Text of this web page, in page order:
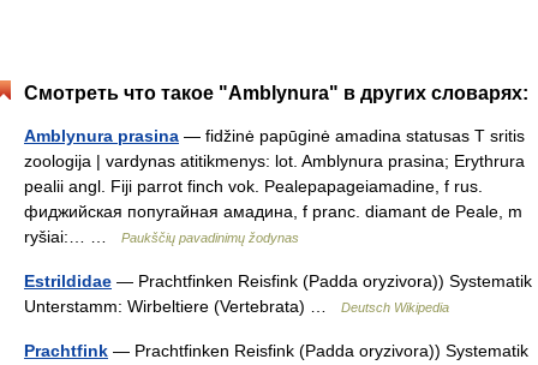
Смотреть что такое "Amblynura" в других словарях:
Amblynura prasina — fidžinė papūginė amadina statusas T sritis
zoologija | vardynas atitikmenys: lot. Amblynura prasina; Erythrura
pealii angl. Fiji parrot finch vok. Pealepapageiamadine, f rus.
фиджийская попугайная амадина, f pranc. diamant de Peale, m
ryšiai:… …
Paukščių pavadinimų žodynas
Estrildidae — Prachtfinken Reisfink (Padda oryzivora)) Systematik
Unterstamm: Wirbeltiere (Vertebrata) …
Deutsch Wikipedia
Prachtfink — Prachtfinken Reisfink (Padda oryzivora)) Systematik